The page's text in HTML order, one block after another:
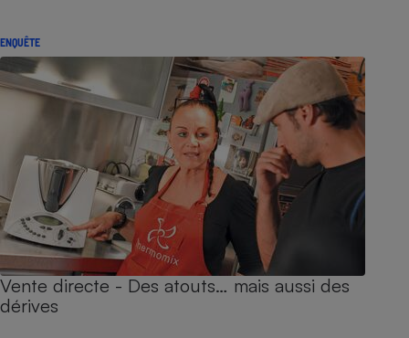
ENQUÊTE
Vente directe - Des atouts… mais aussi des
dérives